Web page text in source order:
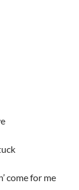
come for me